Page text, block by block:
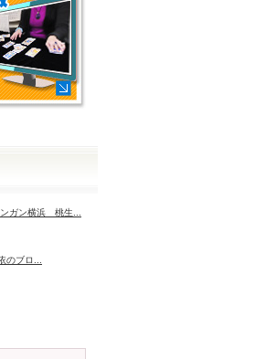
ガン横浜 桃生...
ブロ...